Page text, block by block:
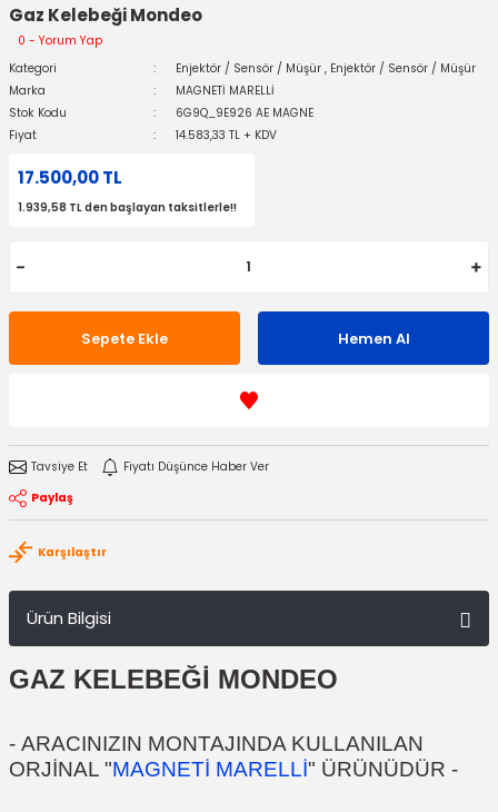
Gaz Kelebeği Mondeo
0 - Yorum Yap
Kategori
Enjektör / Sensör / Müşür , Enjektör / Sensör / Müşür
Marka
MAGNETİ MARELLİ
Stok Kodu
6G9Q_9E926 AE MAGNE
Fiyat
14.583,33 TL + KDV
17.500,00 TL
1.939,58 TL den başlayan taksitlerle!!
Sepete Ekle Hemen Al
Tavsiye Et
Fiyatı Düşünce Haber Ver
Paylaş
Karşılaştır
Ürün Bilgisi
GAZ KELEBEĞİ MONDEO
- ARACINIZIN MONTAJINDA KULLANILAN
ORJİNAL "MAGNETİ MARELLİ" ÜRÜNÜDÜR -